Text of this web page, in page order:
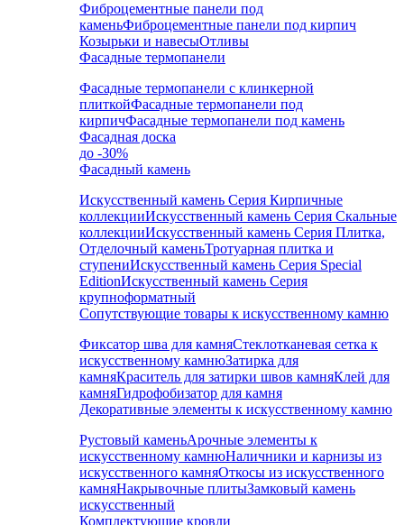
Фиброцементные панели под
каменьФиброцементные панели под кирпич
Козырьки и навесыОтливы
Фасадные термопанели
Фасадные термопанели с клинкерной
плиткойФасадные термопанели под
кирпичФасадные термопанели под камень
Фасадная доска
до -30%
Фасадный камень
Искусственный камень Серия Кирпичные
коллекцииИскусственный камень Серия Скальные
коллекцииИскусственный камень Серия Плитка,
Отделочный каменьТротуарная плитка и
ступениИскусственный камень Серия Special
EditionИскусственный камень Серия
крупноформатный
Сопутствующие товары к искусственному камню
Фиксатор шва для камняСтеклотканевая сетка к
искусственному камнюЗатирка для
камняКраситель для затирки швов камняКлей для
камняГидрофобизатор для камня
Декоративные элементы к искусственному камню
Рустовый каменьАрочные элементы к
искусственному камнюНаличники и карнизы из
искусственного камняОткосы из искусственного
камняНакрывочные плитыЗамковый камень
искусственный
Комплектующие кровли